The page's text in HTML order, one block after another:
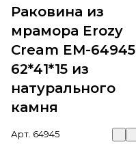
Раковина из
мрамора Erozy
Cream EM-64945
62*41*15 из
натурального
камня
Арт. 64945